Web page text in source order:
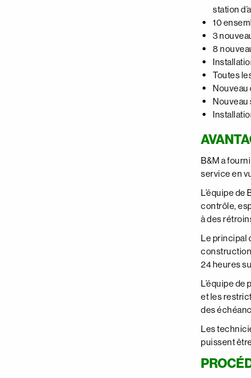
station
10
3
8
Toutes
Nouveau
B&M a
service en
L’équipe
contrôle,
à des
Le principal
24 heures
L’équipe
et les
des
Les
puissent